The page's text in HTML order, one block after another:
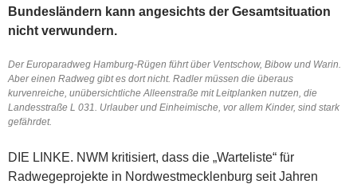
Bundesländern kann angesichts der Gesamtsituation
nicht verwundern.
Der Europaradweg Hamburg-Rügen führt über Ventschow, Bibow und Warin.
Aber einen Radweg gibt es dort nicht. Radler müssen die überaus
kurvenreiche, unübersichtliche Alleenstraße mit Leitplanken nutzen, die
Landesstraße L 031. Urlauber und Einheimische, vor allem Kinder, sind stark
gefährdet.
DIE LINKE. NWM kritisiert, dass die „Warteliste“ für
Radwegeprojekte in Nordwestmecklenburg seit Jahren